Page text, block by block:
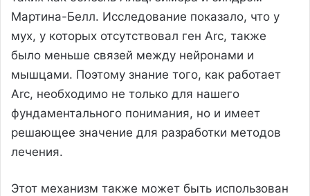
Мартина-Белл. Исследование показало, что у
мух, у которых отсутствовал ген Arc, также
было меньше связей между нейронами и
мышцами. Поэтому знание того, как работает
Arc, необходимо не только для нашего
фундаментального понимания, но и имеет
решающее значение для разработки методов
лечения.
Этот механизм также может быть использован